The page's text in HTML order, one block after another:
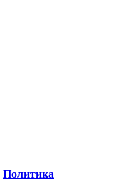
Политика